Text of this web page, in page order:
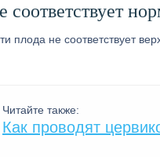
соответствует
плода не соответствует
Читайте также:
Как проводят